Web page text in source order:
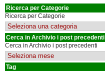
Ricerca per Categorie
Ricerca per Categorie
Cerca in Archivio i post precedenti
Cerca in Archivio i post precedenti
Tag